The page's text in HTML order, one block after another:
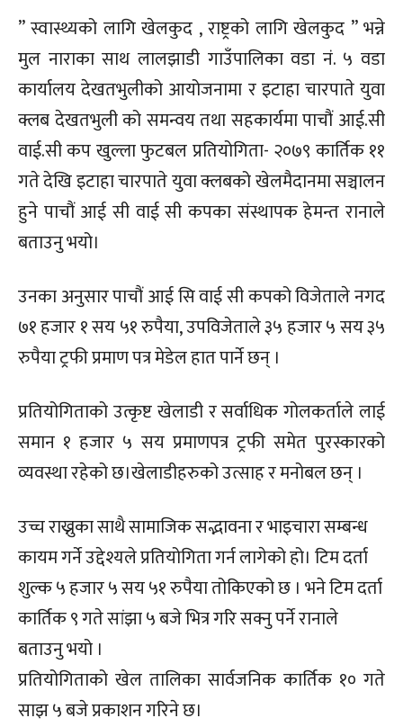
” स्वास्थ्यको लागि खेलकुद , राष्ट्रको लागि खेलकुद ” भन्ने
मुल नाराका साथ लालझाडी गाउँपालिका वडा नं. ५ वडा
कार्यालय देखतभुलीको आयोजनामा र इटाहा चारपाते युवा
क्लब देखतभुली को समन्वय तथा सहकार्यमा पाचौं आई.सी
वाई.सी कप खुल्ला फुटबल प्रतियोगिता- २०७९ कार्तिक ११
गते देखि इटाहा चारपाते युवा क्लबको खेलमैदानमा सञ्चालन
हुने पाचौं आई सी वाई सी कपका संस्थापक हेमन्त रानाले
बताउनु भयो।
उनका अनुसार पाचौं आई सि वाई सी कपको विजेताले नगद
७१ हजार १ सय ५१ रुपैया, उपविजेताले ३५ हजार ५ सय ३५
रुपैया ट्रफी प्रमाण पत्र मेडेल हात पार्ने छन् ।
प्रतियोगिताको उत्कृष्ट खेलाडी र सर्वाधिक गोलकर्ताले लाई
समान १ हजार ५ सय प्रमाणपत्र ट्रफी समेत पुरस्कारको
व्यवस्था रहेको छ।खेलाडीहरुको उत्साह र मनोबल छन् ।
उच्च राख्नुका साथै सामाजिक सद्भावना र भाइचारा सम्बन्ध
कायम गर्ने उद्देश्यले प्रतियोगिता गर्न लागेको हो। टिम दर्ता
शुल्क ५ हजार ५ सय ५१ रुपैया तोकिएको छ । भने टिम दर्ता
कार्तिक ९ गते सांझा ५ बजे भित्र गरि सक्नु पर्ने रानाले
बताउनु भयो ।
प्रतियोगिताको खेल तालिका सार्वजनिक कार्तिक १० गते
साझ ५ बजे प्रकाशन गरिने छ।